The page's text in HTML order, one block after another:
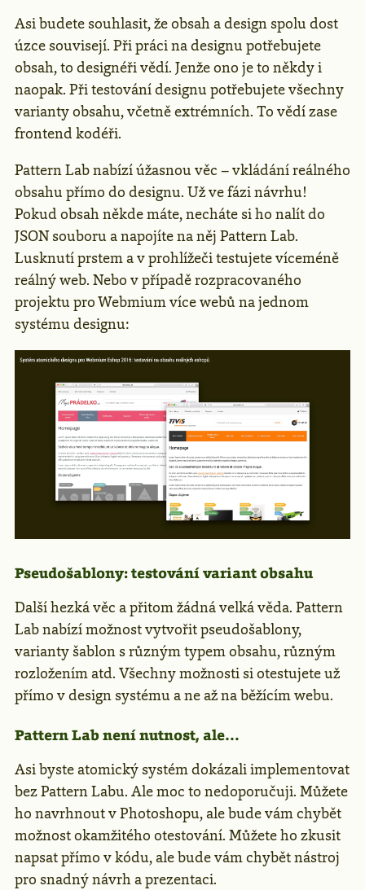
Asi budete souhlasit, že obsah a design spolu dost
úzce souvisejí. Při práci na designu potřebujete
obsah, to designéři vědí. Jenže ono je to někdy i
naopak. Při testování designu potřebujete všechny
varianty obsahu, včetně extrémních. To vědí zase
frontend kodéři.
Pattern Lab nabízí úžasnou věc – vkládání reálného
obsahu přímo do designu. Už ve fázi návrhu!
Pokud obsah někde máte, necháte si ho nalít do
JSON souboru a napojíte na něj Pattern Lab.
Lusknutí prstem a v prohlížeči testujete víceméně
reálný web. Nebo v případě rozpracovaného
projektu pro Webmium více webů na jednom
systému designu:
Pseudošablony: testování variant obsahu
Další hezká věc a přitom žádná velká věda. Pattern
Lab nabízí možnost vytvořit pseudošablony,
varianty šablon s různým typem obsahu, různým
rozložením atd. Všechny možnosti si otestujete už
přímo v design systému a ne až na běžícím webu.
Pattern Lab není nutnost, ale…
Asi byste atomický systém dokázali implementovat
bez Pattern Labu. Ale moc to nedoporučuji. Můžete
ho navrhnout v Photoshopu, ale bude vám chybět
možnost okamžitého otestování. Můžete ho zkusit
napsat přímo v kódu, ale bude vám chybět nástroj
pro snadný návrh a prezentaci.